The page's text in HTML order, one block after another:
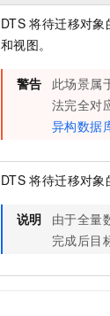
DTS 将待迁移对象
和视图。
警告 此场景属
法完全对
异构数据
DTS 将待迁移对象
说明 由于全量
完成后目